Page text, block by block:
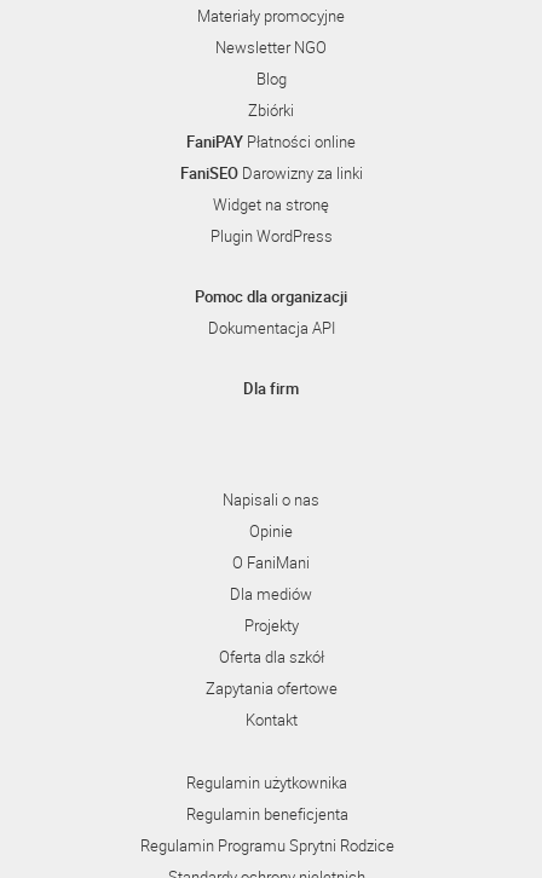
Materiały promocyjne
Newsletter NGO
Blog
Zbiórki
FaniPAY Płatności online
FaniSEODarowizny za linki
Widget na stronę
Plugin WordPress
Pomoc dla organizacji
Dokumentacja API
Dla firm
Napisali o nas
Opinie
O FaniMani
Dla mediów
Projekty
Oferta dla szkół
Zapytania ofertowe
Kontakt
Regulamin użytkownika
Regulamin beneficjenta
Regulamin Programu Sprytni Rodzice